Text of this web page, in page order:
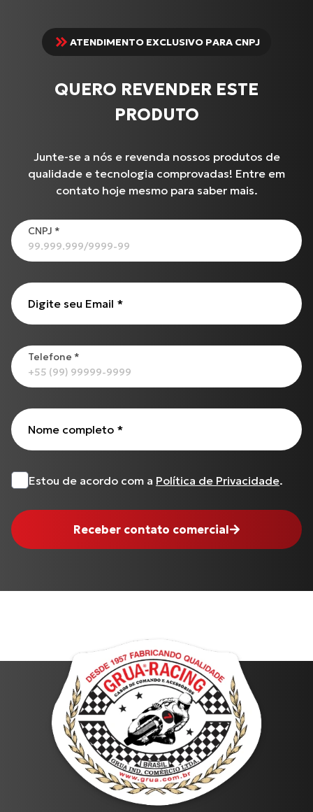
Produtos
CG-125
BURGMAN-125 I
Cabo de Embreagem para INTERCEPTOR-650
CG-125 CARGO
Todos os produtos
ATENDIMENTO EXCLUSIVO PARA CNPJ
QUERO REVENDER ESTE
PRODUTO
Junte-se a nós e revenda nossos produtos de
qualidade e tecnologia comprovadas! Entre em
contato hoje mesmo para saber mais.
CNPJ *
Digite seu Email *
Telefone *
Nome completo *
Estou de acordo com a Política de Privacidade.
Receber contato comercial